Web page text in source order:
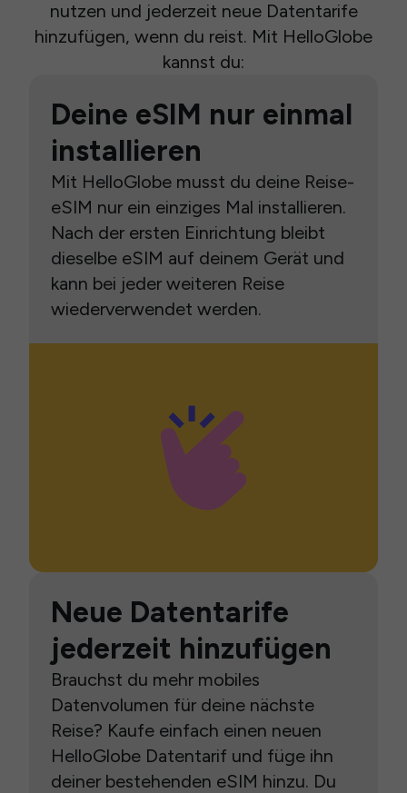
nutzen und jederzeit neue Datentarife
hinzufügen, wenn du reist. Mit HelloGlobe
kannst du:
Deine eSIM nur einmal
installieren
Mit HelloGlobe musst du deine Reise-
eSIM nur ein einziges Mal installieren.
Nach der ersten Einrichtung bleibt
dieselbe eSIM auf deinem Gerät und
kann bei jeder weiteren Reise
wiederverwendet werden.
Neue Datentarife
jederzeit hinzufügen
Brauchst du mehr mobiles
Datenvolumen für deine nächste
Reise? Kaufe einfach einen neuen
HelloGlobe Datentarif und füge ihn
deiner bestehenden eSIM hinzu. Du